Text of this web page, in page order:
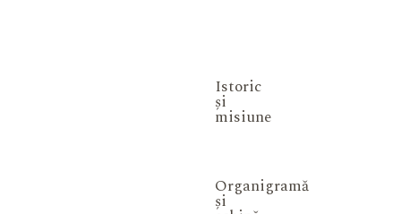
Istoric
și
misiune
Organigramă
și